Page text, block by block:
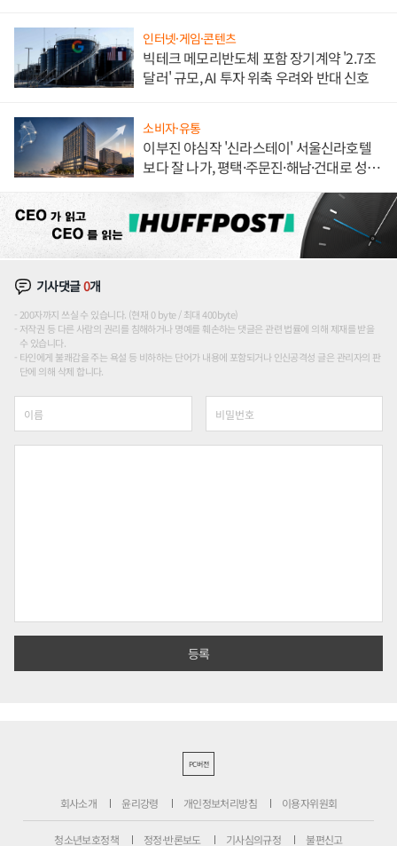
인터넷·게임·콘텐츠
빅테크 메모리반도체 포함 장기계약 '2.7조
달러' 규모, AI 투자 위축 우려와 반대 신호
소비자·유통
이부진 야심작 '신라스테이' 서울신라호텔
보다 잘 나가, 평택·주문진·해남·건대로 성
기사댓글0개
200자까지 쓰실 수 있습니다. (현재 0 byte / 최대 400byte)
저작권 등 다른 사람의 권리를 침해하거나 명예를 훼손하는 댓글은 관련 법률에 의해 제재를 받을
수 있습니다.
타인에게 불쾌감을 주는 욕설 등 비하하는 단어가 내용에 포함되거나 인신공격성 글은 관리자의 판
단에 의해 삭제 합니다.
PC버전
회사소개 윤리강령 개인정보처리방침 이용자위원회
청소년보호정책 정정·반론보도 기사심의규정 불편신고